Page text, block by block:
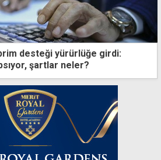
desteği yürürlüğe girdi:
şartlar neler?